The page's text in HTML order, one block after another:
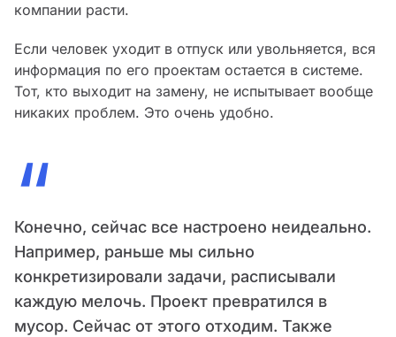
компании расти.
Если человек уходит в отпуск или увольняется, вся
информация по его проектам остается в системе.
Тот, кто выходит на замену, не испытывает вообще
никаких проблем. Это очень удобно.
“
Конечно, сейчас все настроено неидеально.
Например, раньше мы сильно
конкретизировали задачи, расписывали
каждую мелочь. Проект превратился в
мусор. Сейчас от этого отходим. Также